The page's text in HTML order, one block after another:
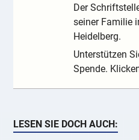
Der
seiner Familie
Heidelberg.
Unterstützen
Spende.
LESEN SIE DOCH AUCH: